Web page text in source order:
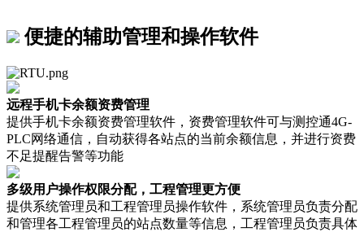
便捷的辅助管理和操作软件
远程手机卡余额资费管理
提供手机卡余额资费管理软件，资费管理软件可与测控通4G-
PLC网络通信，自动获得各站点的当前余额信息，并进行资费
不足提醒告警等功能
多级用户操作权限分配，工程管理更方便
提供系统管理员和工程管理员操作软件，系统管理员负责分配
和管理各工程管理员的站点数量等信息，工程管理员负责具体